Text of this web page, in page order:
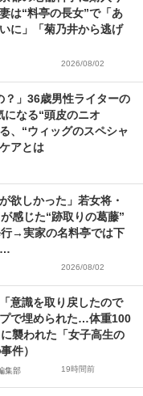
は“料亭の長女”で「あ
に」「菊乃井から逃げ
2026/08/02
？」36歳男性ライターの
なる“頭皮のニオ
、“ウィッグのスペシャ
アとは
欲しかった」若女将・
感じた“跡取りの葛藤”
→実家の名料亭では下
…
2026/08/02
意識を取り戻したので
で埋められた…体重100
襲われた「女子高生の
件）
集部 19時間前